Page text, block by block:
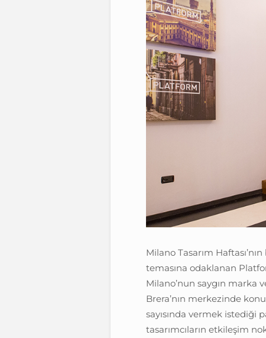
Milano Tasarım
temasına odaklanan
Milano’nun saygın marka
Brera’nın merkezinde
sayısında vermek istediği
tasarımcıların etkileşim